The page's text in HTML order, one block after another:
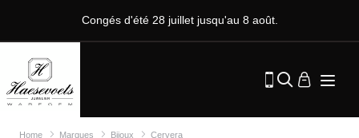
Congés d'été 28 juillet jusqu'au 8 août.
Home Marques Bijoux Cervera